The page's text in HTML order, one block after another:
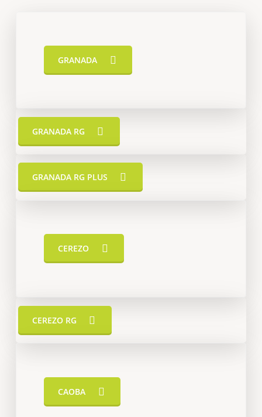
GRANADA
GRANADA RG
GRANADA RG PLUS
CEREZO
CEREZO RG
CAOBA